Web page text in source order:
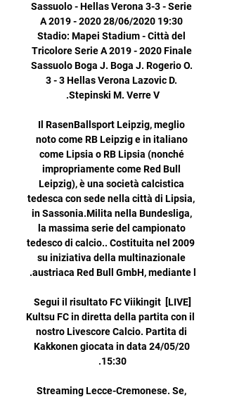
Sassuolo - Hellas Verona 3-3 - Serie
A 2019 - 2020 28/06/2020 19:30
Stadio: Mapei Stadium - Città del
Tricolore Serie A 2019 - 2020 Finale
Sassuolo Boga J. Boga J. Rogerio O.
3 - 3 Hellas Verona Lazovic D.
Il RasenBallsport Leipzig, meglio
noto come RB Leipzig e in italiano
come Lipsia o RB Lipsia (nonché
impropriamente come Red Bull
Leipzig), è una società calcistica
tedesca con sede nella città di Lipsia,
in Sassonia.Milita nella Bundesliga,
la massima serie del campionato
tedesco di calcio.. Costituita nel 2009
su iniziativa della multinazionale
[LIVE] Segui il risultato FC Viikingit
Kultsu FC in diretta della partita con il
nostro Livescore Calcio. Partita di
Kakkonen giocata in data 24/05/20
Streaming Lecce-Cremonese. Se,